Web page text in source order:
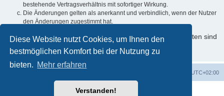
Diese Website nutzt Cookies, um Ihnen den
bestmöglichen Komfort bei der Nutzung zu
bieten. Mehr erfahren
Verstanden!
bestehende Vertragsverhältnis mit sofortiger Wirkung.
Die Änderungen gelten als anerkannt und verbindlich, wenn der Nutzer
den Änderungen zugestimmt hat.
Informationen über den Umgang mit Ihren persönlichen Daten sind
in der Datenschutzerklärung enthalten.
UTC+02:00
Powered byphpBB® Forum Software © phpBB Limited